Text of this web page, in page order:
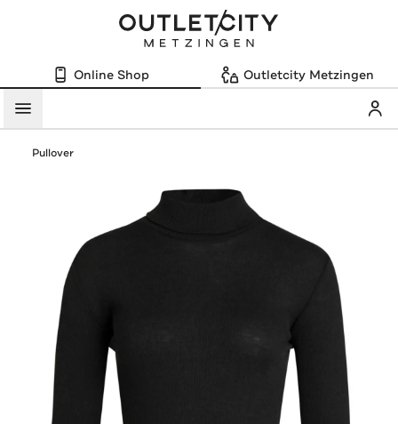
Online Shop Outletcity Metzingen
Menü
Pullover